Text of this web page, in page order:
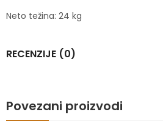
Neto težina: 24 kg
RECENZIJE (0)
Povezani proizvodi